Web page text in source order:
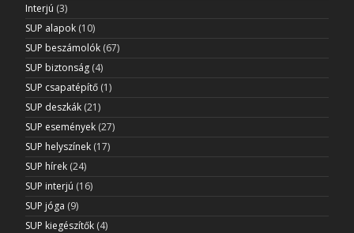
Interjú (3)
SUP alapok (10)
SUP beszámolók (67)
SUP biztonság (4)
SUP csapatépítő (1)
SUP deszkák (21)
SUP események (27)
SUP helyszínek (17)
SUP hírek (24)
SUP interjú (16)
SUP jóga (9)
SUP kiegészítők (4)